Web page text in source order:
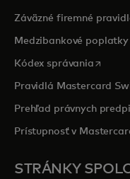
Záväzné firemné
Medzibankové poplatky
Kódex správaniaopens
Pravidlá Mastercard
Prehľad právnych
Prístupnosť v
STRÁNKY